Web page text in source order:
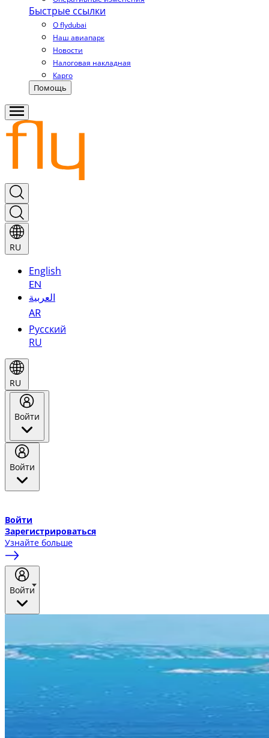
Быстрые ссылки
О flydubai
Наш авиапарк
Новости
Налоговая накладная
Карго
Помощь
RU
English
EN
العربية
AR
Русский
RU
RU
Войти
Войти
Войти
Зарегистрироваться
Узнайте больше
Войти